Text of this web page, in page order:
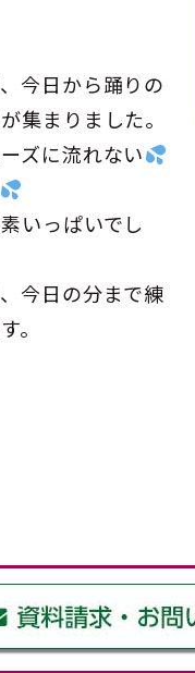
今日から踊りの
集まりました。
ズに流れない
いっぱいでし
今日の分まで練
。